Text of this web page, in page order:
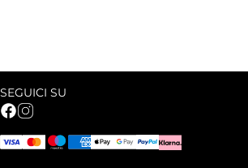
SEGUICI SU